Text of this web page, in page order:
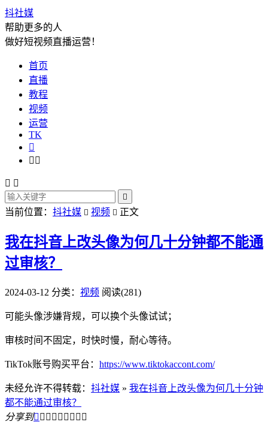
抖社媒
帮助更多的人
做好短视频直播运营！
首页
直播
教程
视频
运营
TK

 
 

当前位置： 抖社媒  视频  正文
我在抖音上改头像为何几十分钟都不能通
过审核？
2024-03-12 分类： 视频 阅读(281)
可能头像涉嫌背规，可以换个头像试试；
审核时间不固定，时快时慢，耐心等待。
TikTok账号购买平台： https://www.tiktokaccont.com/
未经允许不得转载： 抖社媒 » 我在抖音上改头像为何几十分钟
都不能通过审核？
分享到        